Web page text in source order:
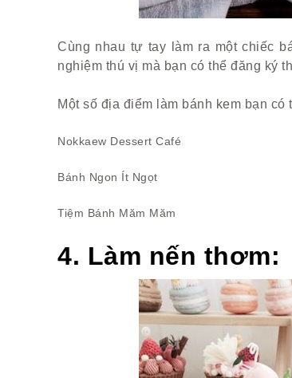
Cùng nhau tự tay làm ra một chiếc
nghiệm thú vị mà bạn có thể đăng ký
Một số địa điểm làm bánh kem bạn có
Nokkaew Dessert Café
Bánh Ngon Ít Ngọt
Tiệm Bánh Măm Măm
4. Làm nến thơm: